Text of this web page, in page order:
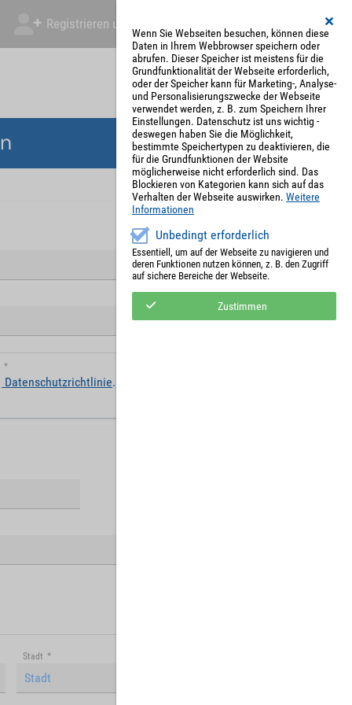
Registrieren und Angebot abgeben Mein Account
*
Datenschutzrichtlinie.
Stadt *
Wenn Sie Webseiten besuchen, können diese
Daten in Ihrem Webbrowser speichern oder
abrufen. Dieser Speicher ist meistens für die
Grundfunktionalität der Webseite erforderlich,
oder der Speicher kann für Marketing-, Analyse-
und Personalisierungszwecke der Webseite
verwendet werden, z. B. zum Speichern Ihrer
Einstellungen. Datenschutz ist uns wichtig -
deswegen haben Sie die Möglichkeit,
bestimmte Speichertypen zu deaktivieren, die
für die Grundfunktionen der Website
möglicherweise nicht erforderlich sind. Das
Blockieren von Kategorien kann sich auf das
Verhalten der Webseite auswirken. Weitere
Informationen
Unbedingt erforderlich
Essentiell, um auf der Webseite zu navigieren und
deren Funktionen nutzen können, z. B. den Zugriff
auf sichere Bereiche der Webseite.
Zustimmen